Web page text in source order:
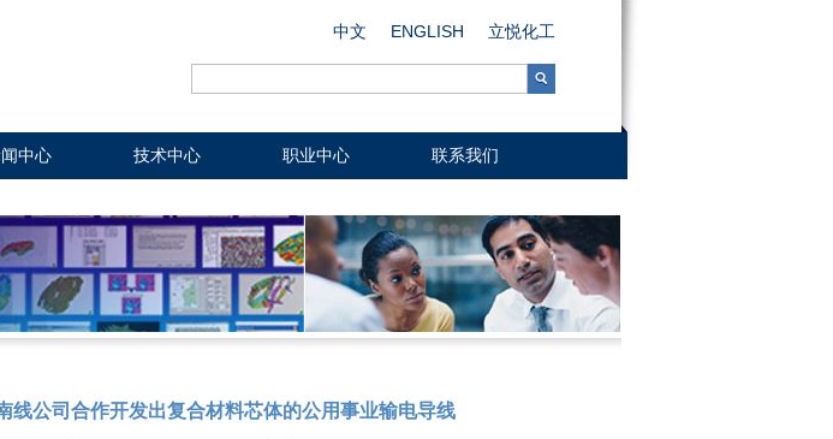
中文 ENGLISH 立悦化工
中心 技术中心 职业中心 联系我们
线公司合作开发出复合材料芯体的公用事业输电导线